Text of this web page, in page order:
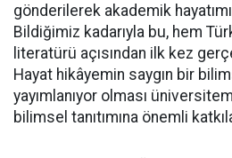
gönderilerek akademik
Bildiğimiz kadarıyla bu, hem
literatürü açısından ilk kez
Hayat hikâyemin saygın bir
yayımlanıyor olması
bilimsel tanıtımına önemli